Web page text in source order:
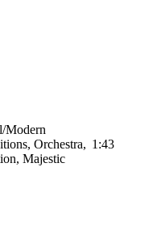
Modern
Orchestra,
Majestic
1:43